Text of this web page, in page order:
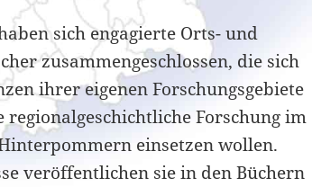
sich engagierte Orts- und
zusammengeschlossen, die sich
ihrer eigenen Forschungsgebiete
Forschung im
einsetzen wollen.
veröffentlichen sie in den Büchern